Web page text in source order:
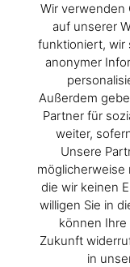
Wir verwenden
auf unserer
funktioniert, wir
anonymer
Außerdem
Partner für
weiter,
Unsere
möglicherweise
die wir keinen
willigen Sie in
können Ihre
Zukunft
in